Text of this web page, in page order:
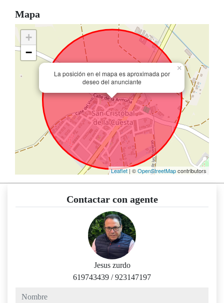
Mapa
La posición en el mapa es aproximada por
deseo del anunciante
×
+
−
Leaflet| ©OpenStreetMapcontributors
Contactar con agente
Jesus zurdo
619743439 /923147197
nombre